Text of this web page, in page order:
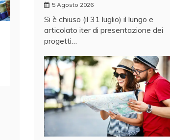
5 Agosto 2026
Si è chiuso (il 31 luglio) il lungo e
articolato iter di presentazione dei
progetti…